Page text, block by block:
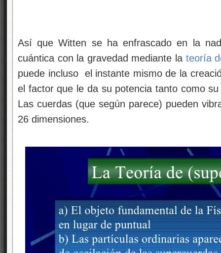
Así que Witten se ha enfrascado en la
cuántica con la gravedad mediante la teoría
puede incluso el instante mismo de la
el factor que le da su potencia tanto como
Las cuerdas (que según parece) pueden
26 dimensiones.